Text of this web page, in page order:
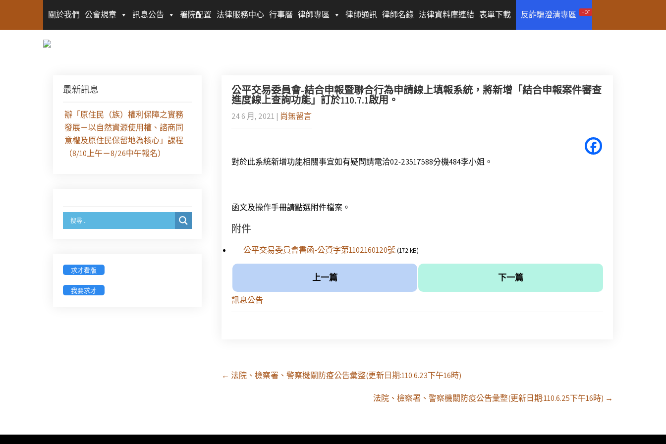
關於我們 公會規章 訊息公告 署院配置 法律服務中心 行事曆 律師專區 律師通訊 律師名錄 法律資料庫連結 表單下載 反詐騙澄清專區 HOT
公平交易委員會-結合申報暨聯合行為申請線上填報系統，將新增「結合申報案件審查
進度線上查詢功能」訂於110.7.1啟用。
24 6 月, 2021 | 尚無留言
對於此系統新增功能相關事宜如有疑問請電洽02-23517588分機484李小姐。
函文及操作手冊請點選附件檔案。
附件
公平交易委員會書函-公資字第1102160120號 (172 kB)
上一篇 下一篇
訊息公告
Post
navigation
← 法院、檢察署、警察機關防疫公告彙整(更新日期:110.6.23下午16時)
法院、檢察署、警察機關防疫公告彙整(更新日期:110.6.25下午16時) →
最新訊息
【課程報名】全律會與台北律師公
辦「原住民（族）權利保障之實務
發展－以自然資源使用權、諮商同
意權及原住民保留地為核心」課程
（8/10上午－8/26中午報名）
經濟部商業發展署函：自115年6月
辯護人公開甄選簡章及報名表件
求才看版
我要求才